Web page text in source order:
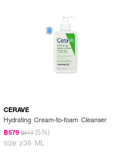
CERAVE
Hydrating Cream-to-foam Cleanser
฿579 ฿610 (5%)
size 236 ML